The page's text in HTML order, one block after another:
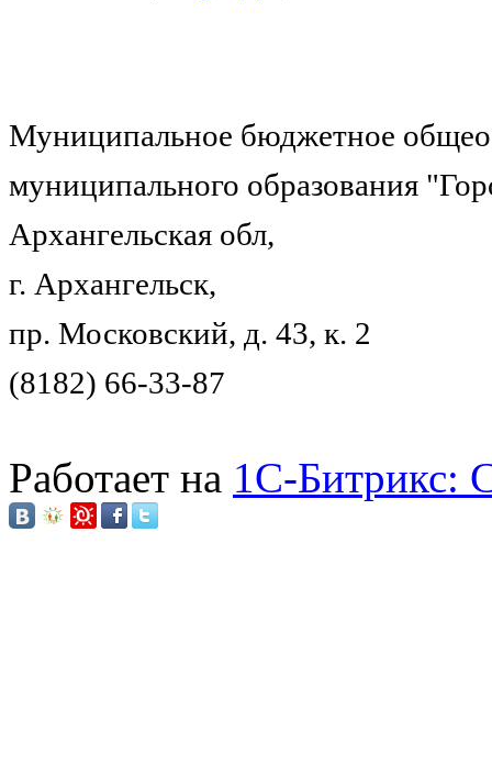
Муниципальное бюджетное
муниципального образования
Архангельская обл,
г. Архангельск,
пр. Московский, д. 43, к. 2
(8182) 66-33-87
Работает на 1C-Битрикс: